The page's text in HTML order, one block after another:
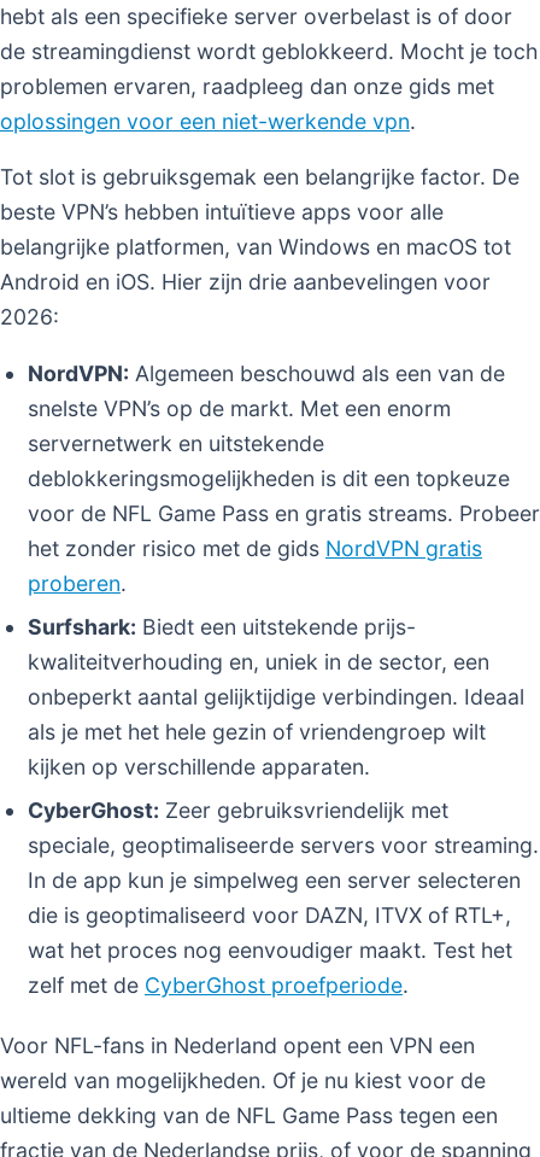
hebt als een specifieke server overbelast is of door
de streamingdienst wordt geblokkeerd. Mocht je toch
problemen ervaren, raadpleeg dan onze gids met
oplossingen voor een niet-werkende vpn.
Tot slot is gebruiksgemak een belangrijke factor. De
beste VPN’s hebben intuïtieve apps voor alle
belangrijke platformen, van Windows en macOS tot
Android en iOS. Hier zijn drie aanbevelingen voor
2026:
NordVPN: Algemeen beschouwd als een van de
snelste VPN’s op de markt. Met een enorm
servernetwerk en uitstekende
deblokkeringsmogelijkheden is dit een topkeuze
voor de NFL Game Pass en gratis streams. Probeer
het zonder risico met de gids NordVPN gratis
proberen.
Surfshark: Biedt een uitstekende prijs-
kwaliteitverhouding en, uniek in de sector, een
onbeperkt aantal gelijktijdige verbindingen. Ideaal
als je met het hele gezin of vriendengroep wilt
kijken op verschillende apparaten.
CyberGhost: Zeer gebruiksvriendelijk met
speciale, geoptimaliseerde servers voor streaming.
In de app kun je simpelweg een server selecteren
die is geoptimaliseerd voor DAZN, ITVX of RTL+,
wat het proces nog eenvoudiger maakt. Test het
zelf met de CyberGhost proefperiode.
Voor NFL-fans in Nederland opent een VPN een
wereld van mogelijkheden. Of je nu kiest voor de
ultieme dekking van de NFL Game Pass tegen een
fractie van de Nederlandse prijs, of voor de spanning